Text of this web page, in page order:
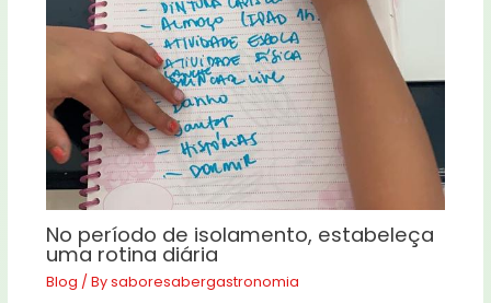
No período de isolamento, estabeleça
uma rotina diária
Blog / Bysaboresabergastronomia